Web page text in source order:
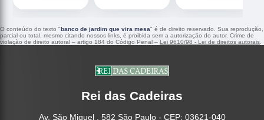
O conteúdo do texto "banco de jardim que vira mesa" é de direito reservado. Sua reprodução,
parcial ou total, mesmo citando nossos links, é proibida sem a autorização do autor. Crime de
violação de direito autoral – artigo 184 do Código Penal – Lei 9610/98 - Lei de direitos autorais.
Rei das Cadeiras
Av. São Miguel , 582 São Paulo - CEP: 03621-040